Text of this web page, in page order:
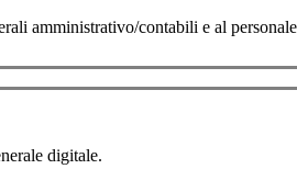
amministrativo/contabili e al
digitale.